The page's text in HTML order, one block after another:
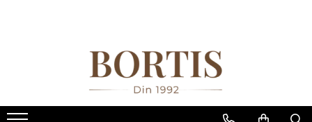
Fotolii balansoar/relaxante
Canapele